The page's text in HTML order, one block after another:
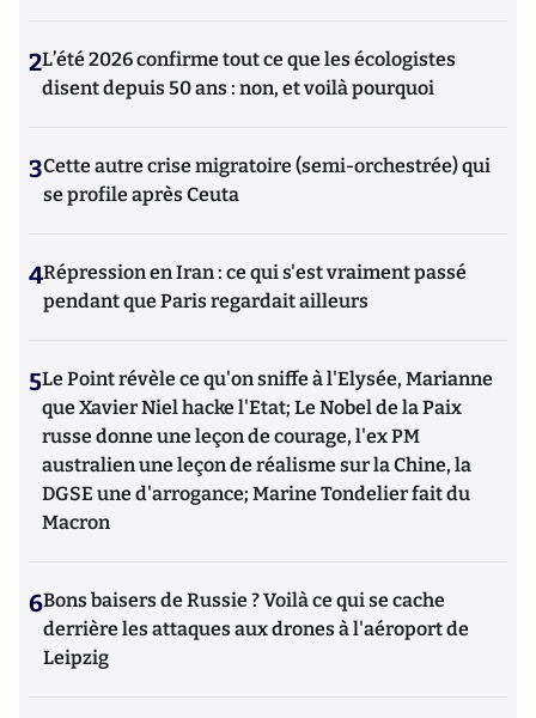
2L’été 2026 confirme tout ce que les écologistes
disent depuis 50 ans : non, et voilà pourquoi
3Cette autre crise migratoire (semi-orchestrée) qui
se profile après Ceuta
4Répression en Iran : ce qui s'est vraiment passé
pendant que Paris regardait ailleurs
5Le Point révèle ce qu'on sniffe à l'Elysée, Marianne
que Xavier Niel hacke l'Etat; Le Nobel de la Paix
russe donne une leçon de courage, l'ex PM
australien une leçon de réalisme sur la Chine, la
DGSE une d'arrogance; Marine Tondelier fait du
Macron
6Bons baisers de Russie ? Voilà ce qui se cache
derrière les attaques aux drones à l'aéroport de
Leipzig